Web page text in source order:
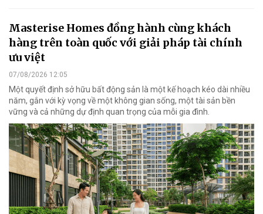
Masterise Homes đồng hành cùng khách
hàng trên toàn quốc với giải pháp tài chính
ưu việt
07/08/2026 12:05
Một quyết định sở hữu bất động sản là một kế hoạch kéo dài nhiều
năm, gắn với kỳ vọng về một không gian sống, một tài sản bền
vững và cả những dự định quan trọng của mỗi gia đình.